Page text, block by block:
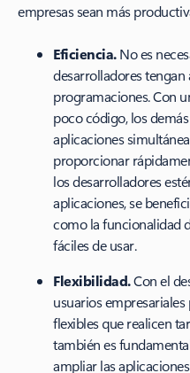
empresas sean más
Eficiencia.No es
desarrolladores tengan
programaciones. Con
poco código, los
aplicaciones
proporcionar
los desarrolladores
aplicaciones, se
como la funcionalidad
fáciles de usar.
Flexibilidad.Con el
usuarios
flexibles que realicen
también es
ampliar las